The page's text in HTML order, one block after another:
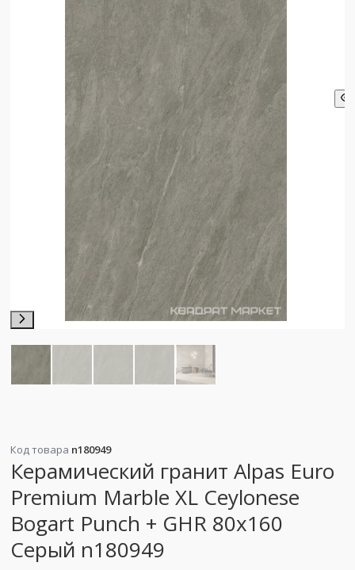
Код товара n180949
Керамический гранит Alpas Euro
Premium Marble XL Ceylonese
Bogart Punch + GHR 80x160
Серый n180949